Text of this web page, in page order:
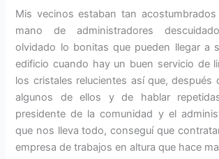
Mis vecinos estaban tan
mano de administradores
olvidado lo bonitas que pueden llegar a
edificio cuando hay un buen servicio de
los cristales relucientes así que, después
algunos de ellos y de hablar
presidente de la comunidad y el
que nos lleva todo, conseguí que
empresa de trabajos en altura que hace